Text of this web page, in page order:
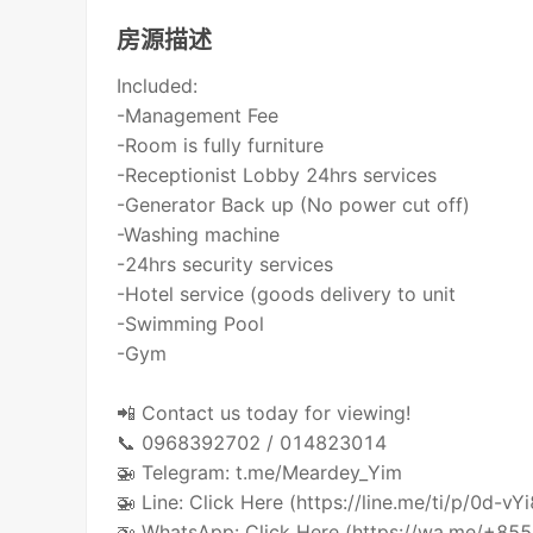
房源描述
Included:
-Management Fee
-Room is fully furniture
-Receptionist Lobby 24hrs services
-Generator Back up (No power cut off)
-Washing machine
-24hrs security services
-Hotel service (goods delivery to unit
-Swimming Pool
-Gym
📲 Contact us today for viewing!
📞 0968392702 / 014823014
🚁 Telegram: t.me/Meardey_Yim
🚁 Line: Click Here (https://line.me/ti/p/0d-